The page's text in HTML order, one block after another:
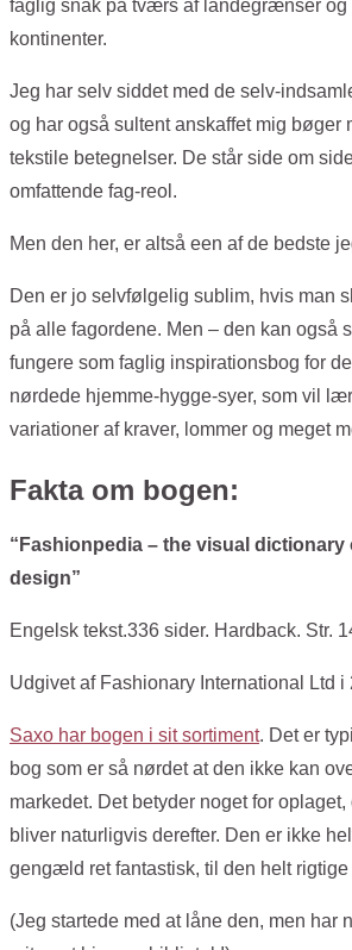
faglig snak på tværs af landegrænser og
kontinenter.
Jeg har selv siddet med de selv-
og har også sultent anskaffet mig bøger
tekstile betegnelser. De står side om
omfattende fag-reol.
Men den her, er altså een af de bedste
Den er jo selvfølgelig sublim, hvis man
på alle fagordene. Men – den kan også
fungere som faglig inspirationsbog for
nørdede hjemme-hygge-syer, som vil
variationer af kraver, lommer og meget
Fakta om bogen:
“Fashionpedia – the visual dictionary
design”
Engelsk tekst.336 sider. Hardback. Str.
Udgivet af Fashionary International Ltd i
Saxo har bogen i sit sortiment. Det er
bog som er så nørdet at den ikke kan
markedet. Det betyder noget for oplaget,
bliver naturligvis derefter. Den er ikke
gengæld ret fantastisk, til den helt
(Jeg startede med at låne den, men har